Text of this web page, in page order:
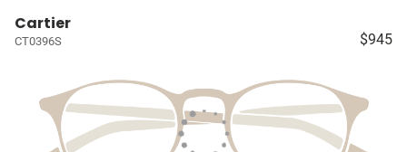
Cartier
CT0396S $945